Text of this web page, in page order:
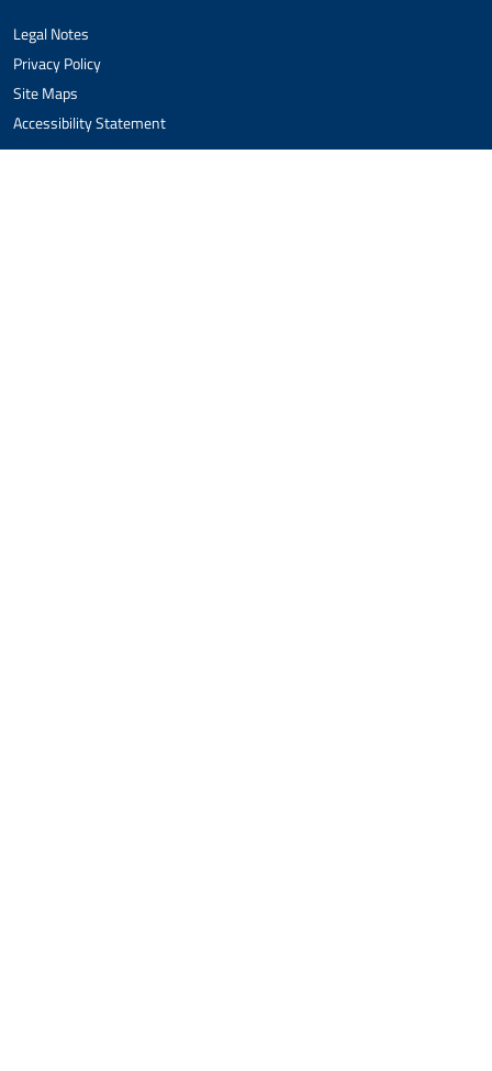
Legal Notes
Privacy Policy
Site Maps
Accessibility Statement